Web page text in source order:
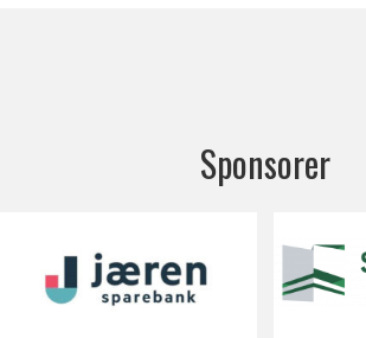
Sponsorer